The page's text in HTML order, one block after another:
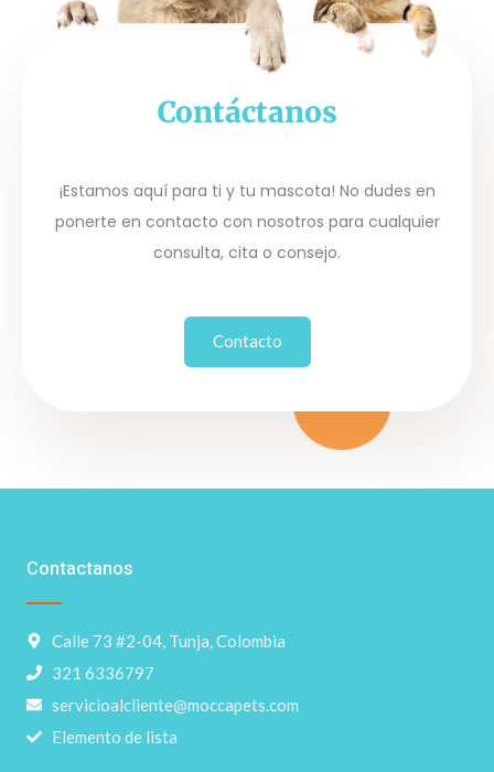
Contáctanos
¡Estamos aquí para ti y tu mascota! No dudes en
ponerte en contacto con nosotros para cualquier
consulta, cita o consejo.
Contacto
Contactanos
Calle 73 #2-04, Tunja, Colombia
321 6336797
servicioalcliente@moccapets.com
Elemento de lista